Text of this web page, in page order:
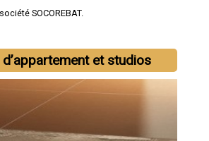
SOCOREBAT.
d’appartement et studios